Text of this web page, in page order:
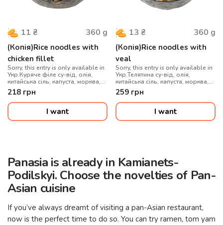
11 ₴ 360 g
(Копія)Rice noodles with
chicken fillet
Sorry, this entry is only available in
Укр.Куряче філе су-від, олія,
китайська сіль, капуста, морква,
цибуля синя, перець
болгарський, гриби муер, рисова
локшина, соус WOK, цибуля
зелена, кунжут мікс
218 грн
I want
13 ₴ 360 g
(Копія)Rice noodles with
veal
Sorry, this entry is only available in
Укр.Телятина су-від, олія,
китайська сіль, капуста, морква,
цибуля синя, перець
болгарський, гриби муер, рисова
локшина, соус WOK, цибуля
зелена, кунжут мікс, перець чилі
гострий
259 грн
I want
Panasia is already in Kamianets-
Podilskyi. Choose the novelties of Pan-
Asian cuisine
If you’ve always dreamt of visiting a pan-Asian restaurant,
now is the perfect time to do so. You can try ramen, tom yam